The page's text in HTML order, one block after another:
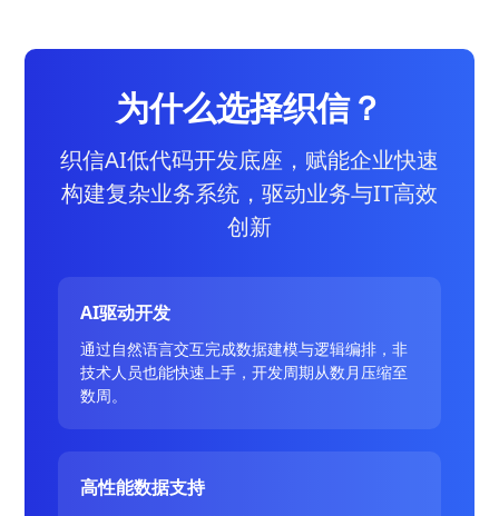
为什么选择织信？
织信AI低代码开发底座，赋能企业快速
构建复杂业务系统，驱动业务与IT高效
创新
AI驱动开发
通过自然语言交互完成数据建模与逻辑编排，非
技术人员也能快速上手，开发周期从数月压缩至
数周。
高性能数据支持